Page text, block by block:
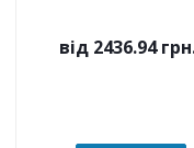
від 2436.94